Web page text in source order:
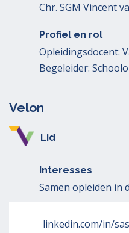
Chr. SGM Vincent
Profiel en rol
Opleidingsdocent:
Begeleider:
Velon
Lid
Interesses
Samen opleiden in
linkedin.com/in/